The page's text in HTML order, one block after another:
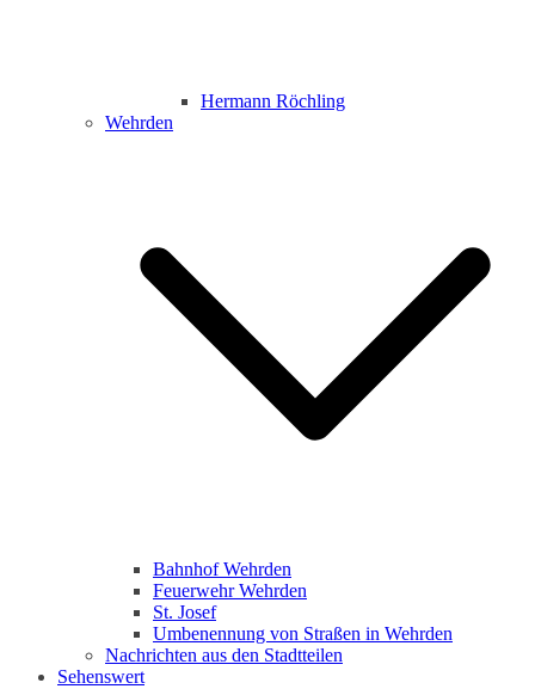
Hermann Röchling
Wehrden
Bahnhof Wehrden
Feuerwehr Wehrden
St. Josef
Umbenennung von Straßen in Wehrden
Nachrichten aus den Stadtteilen
Sehenswert